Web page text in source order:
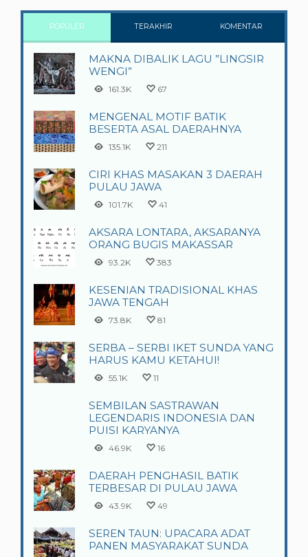
POPULER TERAKHIR KOMENTAR
MAKNA DIBALIK LAGU ”LINGSIR
WENGI”
161.3K 67
MENGENAL MOTIF BATIK
BESERTA ASAL DAERAHNYA
135.1K 211
CIRI KHAS MASAKAN 3 DAERAH
PULAU JAWA
101.7K 41
AKSARA LONTARA, AKSARANYA
ORANG BUGIS MAKASSAR
93.2K 383
KESENIAN TRADISIONAL KHAS
JAWA TENGAH
73.8K 81
SERBA – SERBI IKET SUNDA YANG
HARUS KAMU KETAHUI!
55.1K 11
SEMBILAN SASTRAWAN
LEGENDARIS INDONESIA DAN
PUISI KARYANYA
46.9K 16
DAERAH PENGHASIL BATIK
TERBESAR DI PULAU JAWA
43.9K 49
SEREN TAUN: UPACARA ADAT
PANEN MASYARAKAT SUNDA